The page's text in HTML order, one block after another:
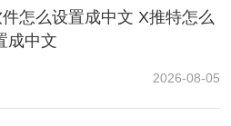
多新增内容，包括新的大
用的斗技场、海上钻井平台以
怎么设置成中文 X推特怎么
成中文
2026-08-05